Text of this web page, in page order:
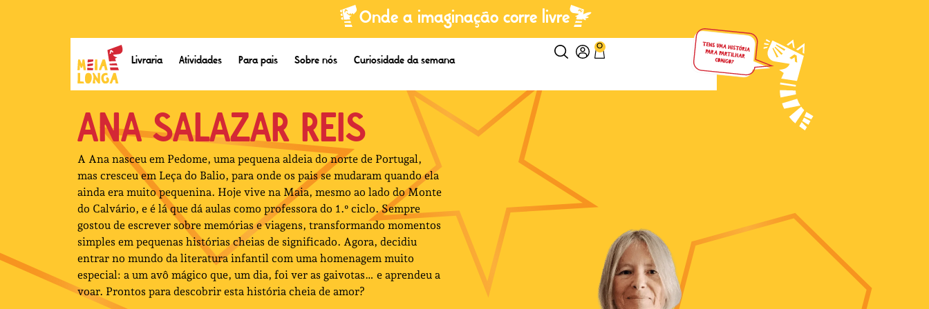
Onde a imaginação corre livre
Livraria Atividades Para pais Sobre nós Curiosidade da semana
0
ANA SALAZAR REIS
A Ana nasceu em Pedome, uma pequena aldeia do norte de Portugal,
mas cresceu em Leça do Balio, para onde os pais se mudaram quando ela
ainda era muito pequenina. Hoje vive na Maia, mesmo ao lado do Monte
do Calvário, e é lá que dá aulas como professora do 1.º ciclo. Sempre
gostou de escrever sobre memórias e viagens, transformando momentos
simples em pequenas histórias cheias de significado. Agora, decidiu
entrar no mundo da literatura infantil com uma homenagem muito
especial: a um avô mágico que, um dia, foi ver as gaivotas… e aprendeu a
voar. Prontos para descobrir esta história cheia de amor?